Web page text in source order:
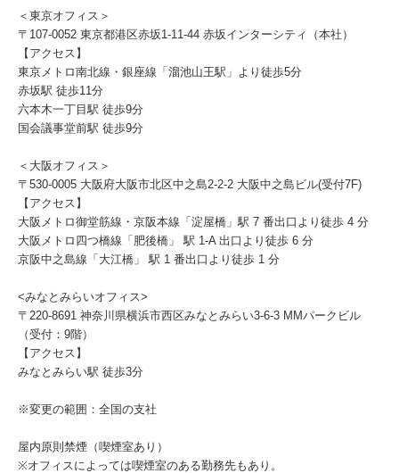
＜東京オフィス＞
〒107-0052 東京都港区赤坂1-11-44 赤坂インターシティ（本社）
【アクセス】
東京メトロ南北線・銀座線「溜池山王駅」より徒歩5分
赤坂駅 徒歩11分
六本木一丁目駅 徒歩9分
国会議事堂前駅 徒歩9分
＜大阪オフィス＞
〒530-0005 大阪府大阪市北区中之島2-2-2 大阪中之島ビル(受付7F)
【アクセス】
大阪メトロ御堂筋線・京阪本線「淀屋橋」駅 7 番出口より徒歩 4 分
大阪メトロ四つ橋線「肥後橋」 駅 1-A 出口より徒歩 6 分
京阪中之島線「大江橋」 駅 1 番出口より徒歩 1 分
<みなとみらいオフィス>
〒220-8691 神奈川県横浜市西区みなとみらい3-6-3 MMパークビル
（受付：9階）
【アクセス】
みなとみらい駅 徒歩3分
※変更の範囲：全国の支社
屋内原則禁煙（喫煙室あり）
※オフィスによっては喫煙室のある勤務先もあり。